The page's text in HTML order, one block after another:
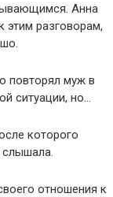
Анна
этим разговорам,
повторял муж в
ситуации, но…
которого
слышала.
отношения к